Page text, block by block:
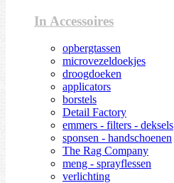
In Accessoires
opbergtassen
microvezeldoekjes
droogdoeken
applicators
borstels
Detail Factory
emmers - filters - deksels
sponsen - handschoenen
The Rag Company
meng - sprayflessen
verlichting